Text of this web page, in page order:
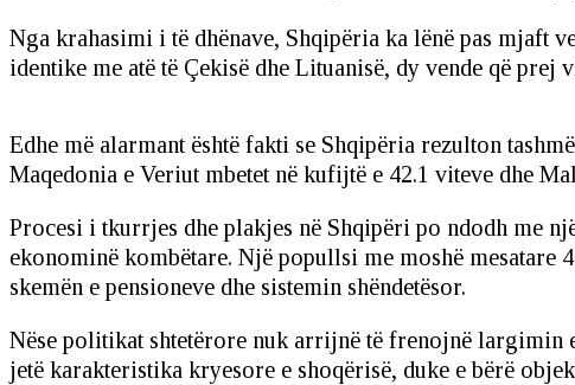
Nga krahasimi i të dhënave, Shqipëria ka lënë pas mjaft
identike me atë të Çekisë dhe Lituanisë, dy vende që
Edhe më alarmant është fakti se Shqipëria rezulton
Maqedonia e Veriut mbetet në kufijtë e 42.1 viteve dhe
Procesi i tkurrjes dhe plakjes në Shqipëri po ndodh me
ekonominë kombëtare. Një popullsi me moshë mesatare
skemën e pensioneve dhe sistemin shëndetësor.
Nëse politikat shtetërore nuk arrijnë të frenojnë
jetë karakteristika kryesore e shoqërisë, duke e bërë